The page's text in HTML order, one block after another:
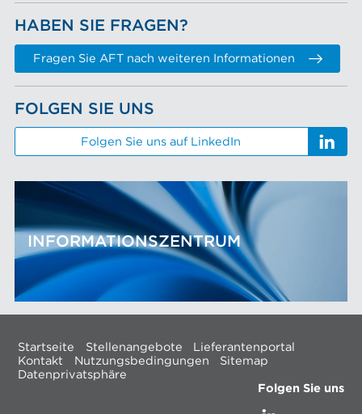
HABEN SIE FRAGEN?
Fragen Sie AFT nach weiteren Informationen
FOLGEN SIE UNS
Folgen Sie uns auf LinkedIn
INFORMATIONSZENTRUM
Startseite Stellenangebote
Lieferantenportal
Kontakt
Nutzungsbedingungen
Sitemap
Datenprivatsphäre
Folgen Sie uns